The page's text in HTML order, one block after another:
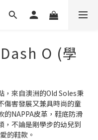
O (學
，來自澳洲的Old Soles秉
傷害發展又兼具時尚的童
的NAPPA皮革，鞋底防滑
，不論是剛學步的幼兒到
的鞋款。